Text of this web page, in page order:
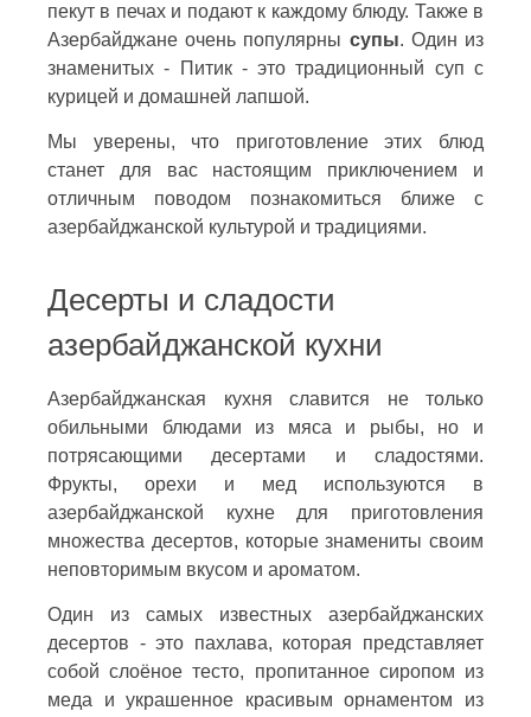
пекут в печах и подают к каждому блюду. Также в
Азербайджане очень популярны супы. Один из
знаменитых - Питик - это традиционный суп с
курицей и домашней лапшой.
Мы уверены, что приготовление этих блюд
станет для вас настоящим приключением и
отличным поводом познакомиться ближе с
азербайджанской культурой и традициями.
Десерты и сладости
азербайджанской кухни
Азербайджанская кухня славится не только
обильными блюдами из мяса и рыбы, но и
потрясающими десертами и сладостями.
Фрукты, орехи и мед используются в
азербайджанской кухне для приготовления
множества десертов, которые знамениты своим
неповторимым вкусом и ароматом.
Один из самых известных азербайджанских
десертов - это пахлава, которая представляет
собой слоёное тесто, пропитанное сиропом из
меда и украшенное красивым орнаментом из